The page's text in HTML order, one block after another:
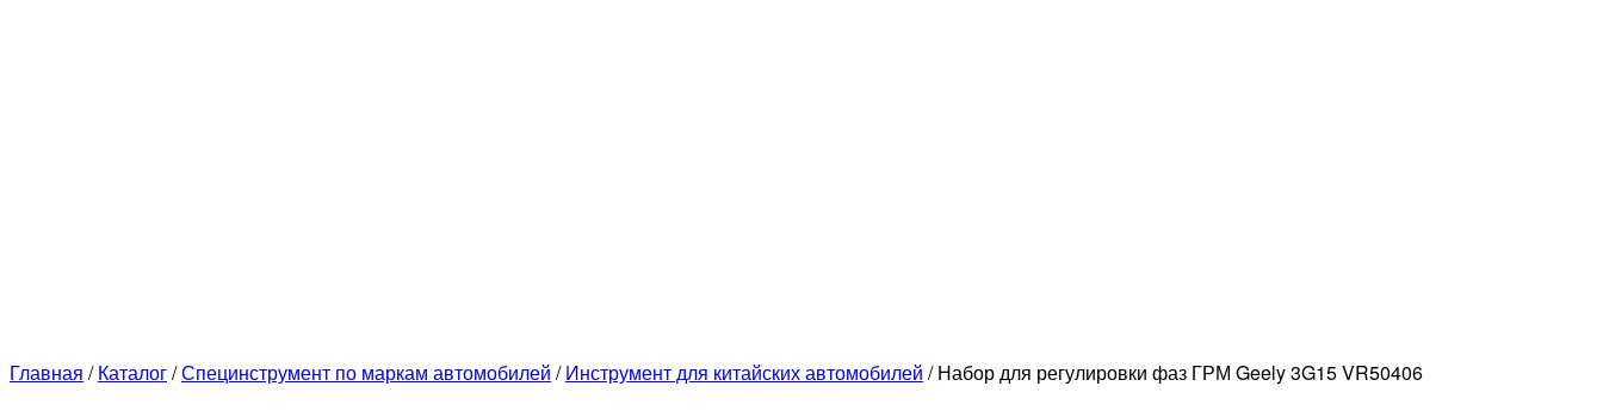
Главная / Каталог/Специнструмент по маркам автомобилей / Инструмент для китайских автомобилей /Набор для регулировки фаз ГРМ Geely 3G15 VR50406